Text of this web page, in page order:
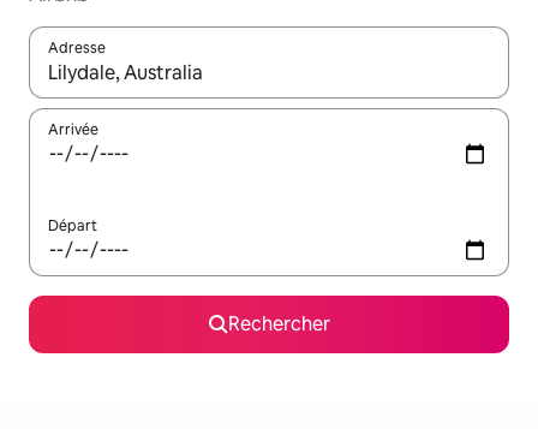
Adresse
Lorsque les résultats s'affichent, utilisez les flèches vers le
Arrivée
Départ
Rechercher